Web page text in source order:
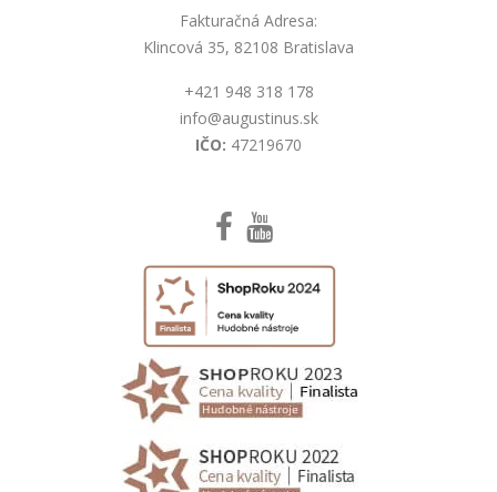
Fakturačná Adresa:
Klincová 35, 82108 Bratislava
+421 948 318 178
info@augustinus.sk
IČO: 47219670